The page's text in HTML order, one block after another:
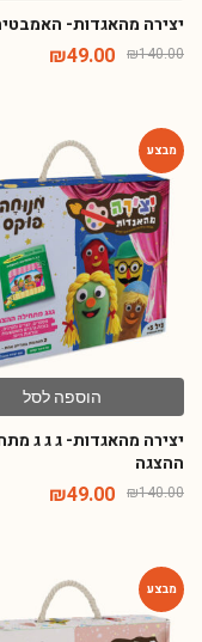
יצירה מהאגדות-
₪140.00
₪49.00
הוספה לסל
יצירה מהאגדות- ג ג ג
ההצגה
₪140.00
₪49.00